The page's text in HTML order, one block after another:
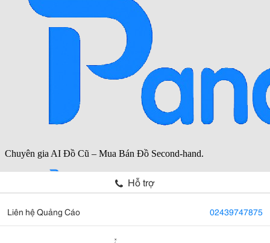
Hỗ trợ
Liên hệ Quảng Cáo 02439747875